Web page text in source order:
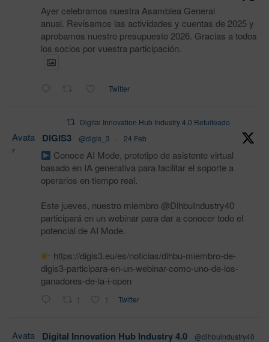
Ayer celebramos nuestra Asamblea General
anual. Revisamos las actividades y cuentas de 2025 y
aprobamos nuestro presupuesto 2026. Gracias a todos
los socios por vuestra participación.
Twitter
Digital Innovation Hub Industry 4.0 Retuiteado
Avata
r
DIGIS3 @digis_3 · 24 Feb
Conoce AI Mode, prototipo de asistente virtual
basado en IA generativa para facilitar el soporte a
operarios en tiempo real.
Este jueves, nuestro miembro @DihbuIndustry40
participará en un webinar para dar a conocer todo el
potencial de AI Mode.
https://digis3.eu/es/noticias/dihbu-miembro-de-
digis3-participara-en-un-webinar-como-uno-de-los-
ganadores-de-la-i-open
1 1 Twitter
Avata Digital Innovation Hub Industry 4.0 @dihbuindustry40